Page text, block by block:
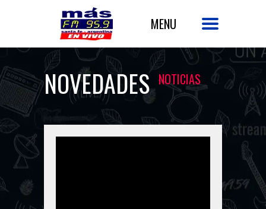
NOVEDADES NOTICIAS